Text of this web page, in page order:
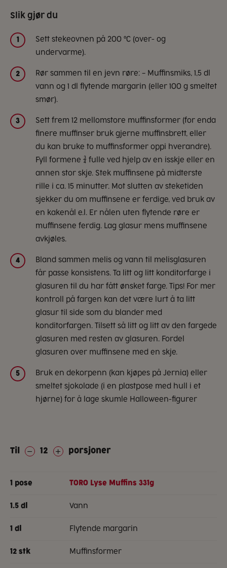
Til 12 porsjoner
1 pose TORO Lyse Muffins 331g
1.5 dl vann
1 dl flytende margarin
12 stk muffinsformer
Slik gjør du
1
Sett stekeovnen på 200 °C (over- og
undervarme).
2
Rør sammen til en jevn røre: – Muffinsmiks, 1,5 dl
vann og 1 dl flytende margarin (eller 100 g smeltet
smør).
3
Sett frem 12 mellomstore muffinsformer (for enda
finere muffinser bruk gjerne muffinsbrett, eller
du kan bruke to muffinsformer oppi hverandre).
Fyll formene ¾ fulle ved hjelp av en isskje eller en
annen stor skje. Stek muffinsene på midterste
rille i ca. 15 minutter. Mot slutten av steketiden
sjekker du om muffinsene er ferdige, ved bruk av
en kakenål e.l. Er nålen uten flytende røre er
muffinsene ferdig. Lag glasur mens muffinsene
avkjøles.
4
Bland sammen melis og vann til melisglasuren
får passe konsistens. Ta litt og litt konditorfarge i
glasuren til du har fått ønsket farge. Tips! For mer
kontroll på fargen kan det være lurt å ta litt
glasur til side som du blander med
konditorfargen. Tilsett så litt og litt av den fargede
glasuren med resten av glasuren. Fordel
glasuren over muffinsene med en skje.
5
Bruk en dekorpenn (kan kjøpes på Jernia) eller
smeltet sjokolade (i en plastpose med hull i et
hjørne) for å lage skumle Halloween-figurer